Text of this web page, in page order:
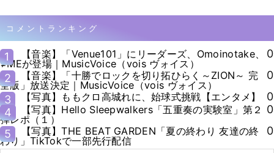
コメントランキング
1
【音楽】「Venue101」にリーダーズ、Omoinotake、
≠MEが登場｜MusicVoice（vois ヴォイス）
0
2
【音楽】「十勝でロックを切り拓ひらく～ZION～ 完
全版」放送決定｜MusicVoice（vois ヴォイス）
0
3
【写真】ももクロ高城れに、始球式挑戦【エンタメ】
0
4
【写真】Hello Sleepwalkers「五重奏の実験室」第２
弾レポ（１）
0
5
【写真】THE BEAT GARDEN「夏の終わり 友達の終
わり」TikTokで一部先行配信
0